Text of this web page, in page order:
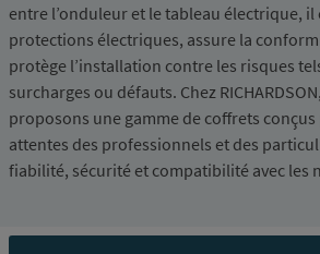
entre l’onduleur et le tableau électrique, il
protections électriques, assure la
protège l’installation contre les risques
surcharges ou défauts. Chez
proposons une gamme de coffrets
attentes des professionnels et des
fiabilité, sécurité et compatibilité avec les